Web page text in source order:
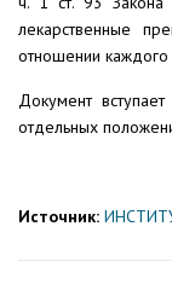
лекарственные
отношении каждого
Документ
отдельных
Источник: